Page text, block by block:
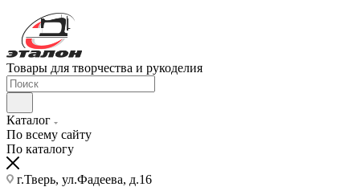
Товары для творчества и рукоделия
Каталог
По всему сайту
По каталогу
г.Тверь, ул.Фадеева, д.16